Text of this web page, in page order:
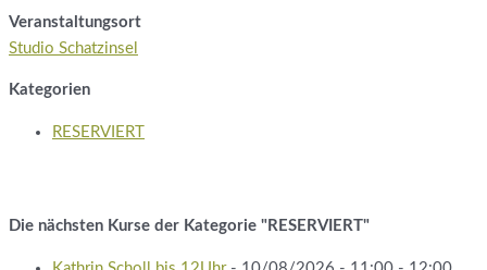
Veranstaltungsort
Studio Schatzinsel
Kategorien
RESERVIERT
Die nächsten Kurse der Kategorie "RESERVIERT"